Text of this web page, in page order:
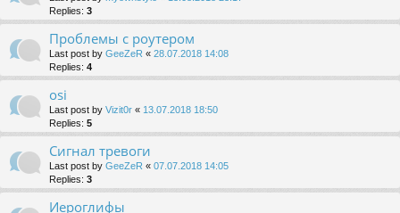
Replies: 3
Проблемы с роутером
Last post by GeeZeR « 28.07.2018 14:08
Replies: 4
osi
Last post by Vizit0r « 13.07.2018 18:50
Replies: 5
Сигнал тревоги
Last post by GeeZeR « 07.07.2018 14:05
Replies: 3
Иероглифы